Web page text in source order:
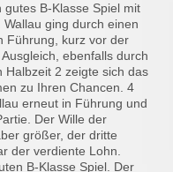
B-Klasse Spiel mit
ging durch einen
Führung, kurz vor der
ebenfalls durch
2 zeigte sich das
zu Ihren Chancen. 4
erneut in Führung und
Der Wille der
größer, der dritte
der verdiente Lohn.
B-Klasse Spiel. Der